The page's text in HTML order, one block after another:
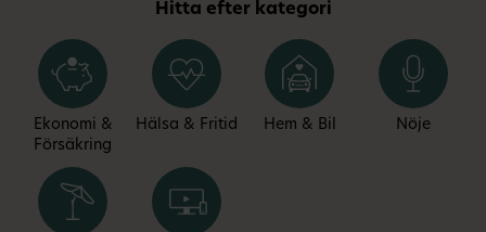
Hitta efter kategori
Ekonomi &
Försäkring
Hälsa & Fritid Hem & Bil Nöje